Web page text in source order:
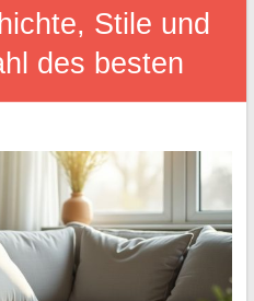
Stile und
des besten